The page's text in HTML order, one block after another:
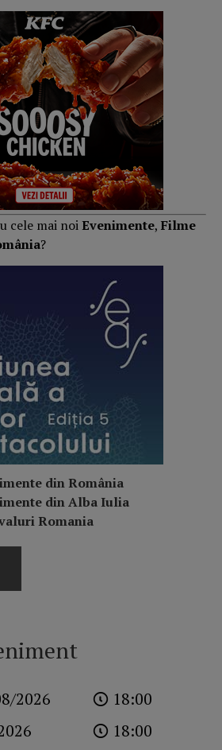
cele mai noiEvenimente, Filme
?
din România
din Alba Iulia
Romania
2026
18:00
18:00